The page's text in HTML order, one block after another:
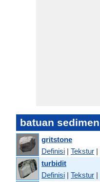
batuan sedimen
gritstone
Definisi | Tekstur |
turbidit
Definisi | Tekstur |